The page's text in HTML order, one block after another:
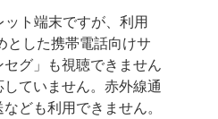
ト端末ですが、利用
とした携帯電話向けサ
グ」も視聴できません
ていません。赤外線通
ども利用できません。